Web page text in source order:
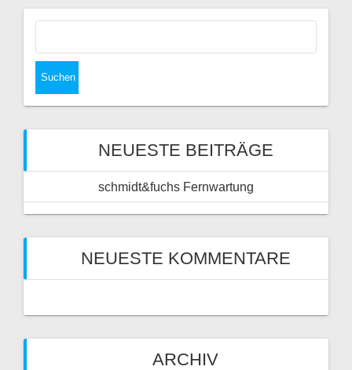
NEUESTE BEITRÄGE
schmidt&fuchs Fernwartung
NEUESTE KOMMENTARE
ARCHIV